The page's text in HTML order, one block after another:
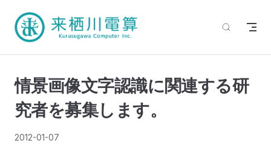
情景画像文字認識に関連する研
究者を募集します。
2012-01-07